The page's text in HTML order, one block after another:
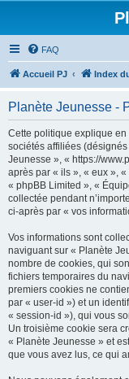
FAQ
Accueil PJ Index
Planète Jeunesse -
Cette politique explique
sociétés affiliées
Jeunesse », « https://
après par « ils », « eux »,
« phpBB Limited », «
collectée pendant
ci-après par « vos
Vos informations sont
naviguant sur « Planète
nombre de cookies, qui
fichiers temporaires du
premiers cookies ne
par « user-id ») et un
« session-id »), qui vous
Un troisième cookie sera
« Planète Jeunesse » et
que vous avez lus, ce qui